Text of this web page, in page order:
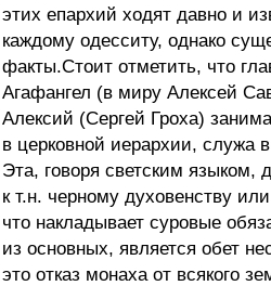
этих епархий ходят давно и
каждому одесситу, однако
факты.Стоит отметить, что
Агафангел (в миру Алексей
Алексий (Сергей Гроха)
в церковной иерархии, служа
Эта, говоря светским языком,
к т.н. черному духовенству
что накладывает суровые
из основных, является обет
это отказ монаха от всякого